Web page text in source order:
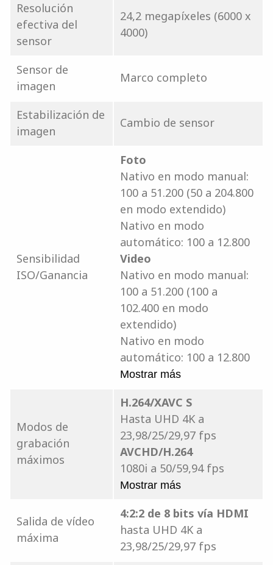
Resolución
efectiva del
sensor
24,2 megapíxeles (6000 x
4000)
Sensor de
imagen
Marco completo
Estabilización de
imagen
Cambio de sensor
Sensibilidad
ISO/Ganancia
Foto
Nativo en modo manual:
100 a 51.200 (50 a 204.800
en modo extendido)
Nativo en modo
automático: 100 a 12.800
Video
Nativo en modo manual:
100 a 51.200 (100 a
102.400 en modo
extendido)
Nativo en modo
automático: 100 a 12.800
Mostrar más
Modos de
grabación
máximos
H.264/XAVC S
Hasta UHD 4K a
23,98/25/29,97 fps
AVCHD/H.264
1080i a 50/59,94 fps
Mostrar más
Salida de vídeo
máxima
4:2:2 de 8 bits vía HDMI
hasta UHD 4K a
23,98/25/29,97 fps